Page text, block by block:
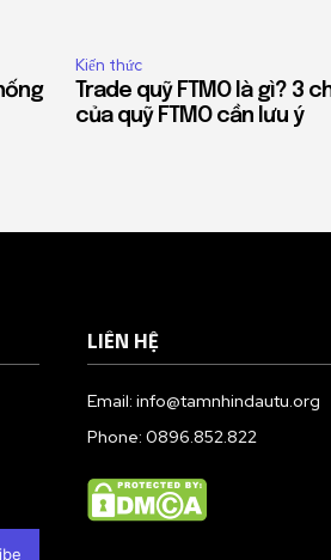
Kiến thức
Trade quỹ FTMO là gì? 3
của quỹ FTMO cần lưu ý
LIÊN HỆ
Email: info@tamnhindautu.org
Phone: 0896.852.822